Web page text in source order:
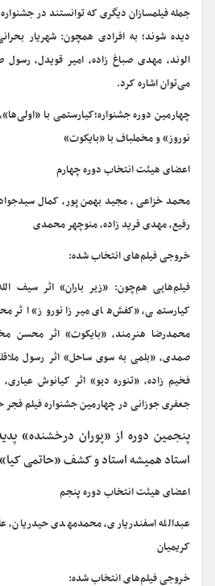
جمله فیلمسازان دیگری که توانستند در
دیده شوند؛ به افرادی همچون: شهریار
الوند، مهدی صباغ زاده، امیر قویدل،
می‌توان اشاره کرد.
چهارمین دوره جشنواره؛کیارستمی با
نوروز» و مخملباف با «بایکوت»
اعضای هیئت انتخاب دوره چهارم
محمد خزاعی ، مجید بهمن پور، کمال
رفیع، مهدی فرید زاده، منوچهر محمدی
خروجی فیلم‌های انتخاب شده:
فیلم‌هایی هم‌چون: «زیر باران» اثر سیف
کیارستمی، «کفش‌های میرزا نوروز» اثر
محمدرضا هنرمند، «بایکوت» اثر محسن
صمدی، «بلمی به سوی ساحل» اثر رسول
فخیم زاده، «تنوره دیو» اثر کیانوش
جعفری جوزانی در چهارمین جشنواره فیلم
پنجمین دوره از «پوران درخشنده»
استاد همیشه استاد و کشف «حاتمی کیا»
اعضای هیئت انتخاب دوره پنجم
عبدالله اسفندریاری، محمدمهدی حیدریان،
کریمیان
خروجی فیلم‌های انتخاب شده: